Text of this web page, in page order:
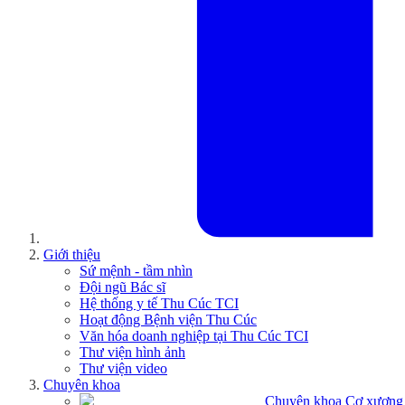
Giới thiệu
Sứ mệnh - tầm nhìn
Đội ngũ Bác sĩ
Hệ thống y tế Thu Cúc TCI
Hoạt động Bệnh viện Thu Cúc
Văn hóa doanh nghiệp tại Thu Cúc TCI
Thư viện hình ảnh
Thư viện video
Chuyên khoa
Chuyên khoa Cơ